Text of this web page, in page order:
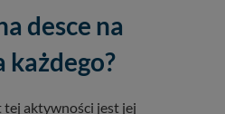
desce na
każdego?
tej aktywności jest jej